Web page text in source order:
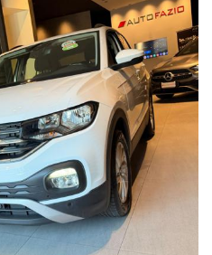
O PRESSO OFFICINE DI FIDUCIA.
, CON SOCCORSO
ED AUTO SOSTITUTIVA.
"ADICONSUM"
DELLA CARROZZERIA